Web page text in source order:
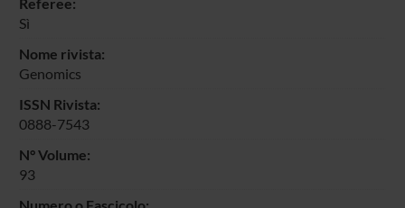
Sì
Nome rivista:
Genomics
ISSN Rivista:
0888-7543
N° Volume:
93